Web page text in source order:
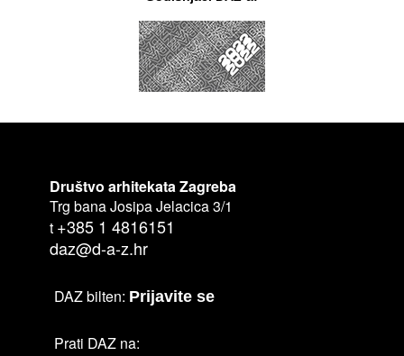
Društvo arhitekata Zagreba
Trg bana Josipa Jelacica 3/1
t +385 1 4816151
daz@d-a-z.hr
DAZ bilten: Prijavite se
Prati DAZ na: